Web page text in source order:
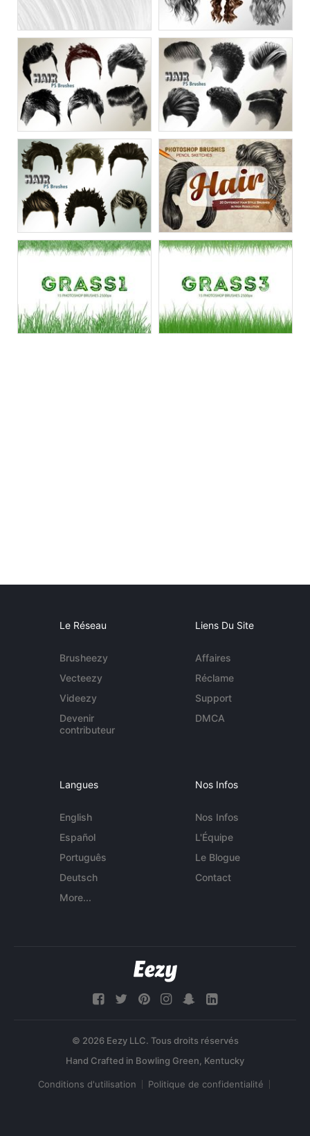
Le Réseau
Brusheezy
Vecteezy
Videezy
Devenir
contributeur
Liens Du Site
Affaires
Réclame
Support
DMCA
Langues
English
Español
Português
Deutsch
More...
Nos Infos
Nos Infos
L'Équipe
Le Blogue
Contact
© 2026 Eezy LLC. Tous droits réservés
Conditions d'utilisation Politique de confidentialité